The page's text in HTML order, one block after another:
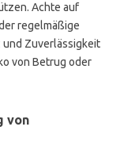
Achte auf
regelmäßige
und Zuverlässigkeit
von Betrug oder
von